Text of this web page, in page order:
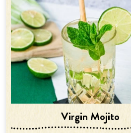
Virgin Mojito